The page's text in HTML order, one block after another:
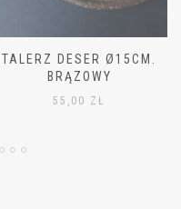
MISKA MAŁA Ø11CM,
BRĄZOWA
42,00 ZŁ